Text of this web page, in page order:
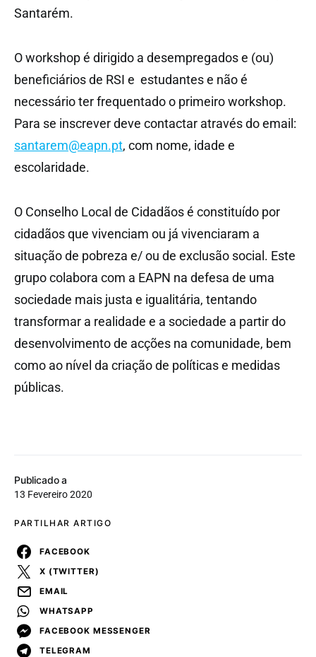
Publicado a
13 Fevereiro 2020
PARTILHAR ARTIGO
FACEBOOK
X (TWITTER)
EMAIL
WHATSAPP
FACEBOOK MESSENGER
TELEGRAM
Santarém.
O workshop é dirigido a desempregados e (ou)
beneficiários de RSI e estudantes e não é
necessário ter frequentado o primeiro workshop.
Para se inscrever deve contactar através do email:
santarem@eapn.pt, com nome, idade e
escolaridade.
O Conselho Local de Cidadãos é constituído por
cidadãos que vivenciam ou já vivenciaram a
situação de pobreza e/ ou de exclusão social. Este
grupo colabora com a EAPN na defesa de uma
sociedade mais justa e igualitária, tentando
transformar a realidade e a sociedade a partir do
desenvolvimento de acções na comunidade, bem
como ao nível da criação de políticas e medidas
públicas.